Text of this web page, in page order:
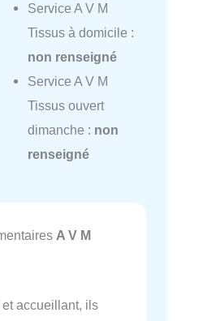
Service A V M
Tissus à domicile :
non renseigné
Service A V M
Tissus ouvert
dimanche : non
renseigné
A V M
accueillant, ils